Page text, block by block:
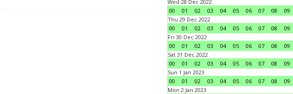
Wed 28 Dec 2022
00
01 02 03 04 05 06 07 08 09
Thu 29 Dec 2022
00
01 02 03 04 05 06 07 08 09
Fri 30 Dec 2022
00
01 02 03 04 05 06 07 08 09
Sat 31 Dec 2022
00
01 02 03 04 05 06 07 08 09
Sun 1 Jan 2023
00
01 02 03 04 05 06 07 08 09
Mon 2 Jan 2023